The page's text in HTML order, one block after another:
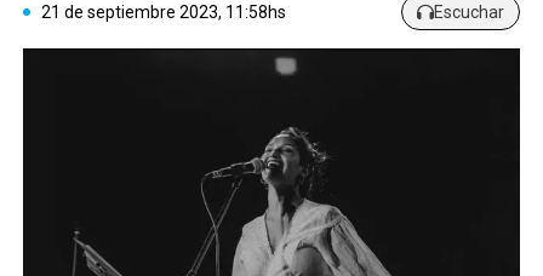
21 de septiembre 2023, 11:58hs Escuchar